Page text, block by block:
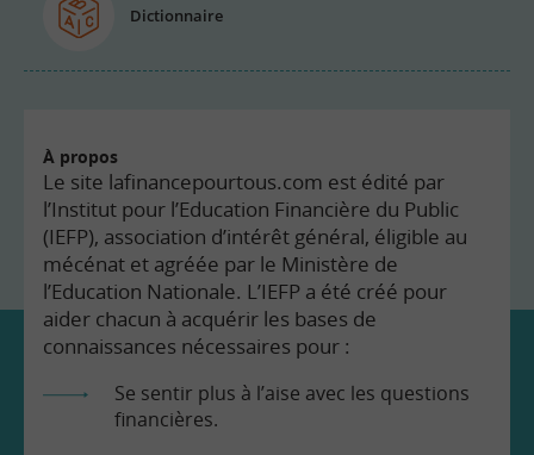
Dictionnaire
À propos
Le site lafinancepourtous.com est édité par
l’Institut pour l’Education Financière du Public
(IEFP), association d’intérêt général, éligible au
mécénat et agréée par le Ministère de
l’Education Nationale. L’IEFP a été créé pour
aider chacun à acquérir les bases de
connaissances nécessaires pour :
Se sentir plus à l’aise avec les questions
financières.